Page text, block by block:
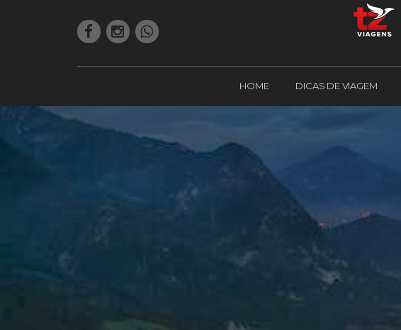
HOME DICAS DE VIAGEM